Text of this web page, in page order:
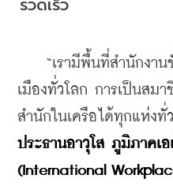
“เรามีพื้นที่สำนักงานชั่
เมืองทั่วโลก การเป็นสม
สำนักในเครือได้ทุกแห่งทั่
ประธานอาวุโส ภูมิภาคเ
(International